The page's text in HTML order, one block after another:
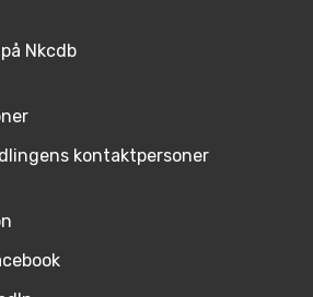
Nkcdb
kontaktpersoner